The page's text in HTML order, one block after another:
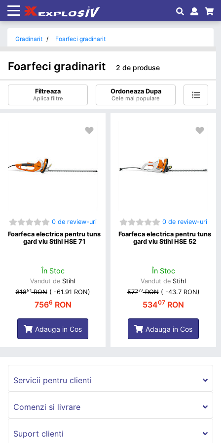
Gradinarit Foarfeci gradinarit
Foarfeci gradinarit 2 de produse
Filtreaza
Aplica filtre
Ordoneaza Dupa
Cele mai populare
0 de review-uri
Foarfeca electrica pentru tuns
gard viu Stihl HSE 71
În Stoc
Vandut de Stihl
81851RON ( -61.91 RON)
7566 RON
Adauga in Cos
0 de review-uri
Foarfeca electrica pentru tuns
gard viu Stihl HSE 52
În Stoc
Vandut de Stihl
57777RON ( -43.7 RON)
53407 RON
Adauga in Cos
Servicii pentru clienti
Comenzi si livrare
Suport clienti